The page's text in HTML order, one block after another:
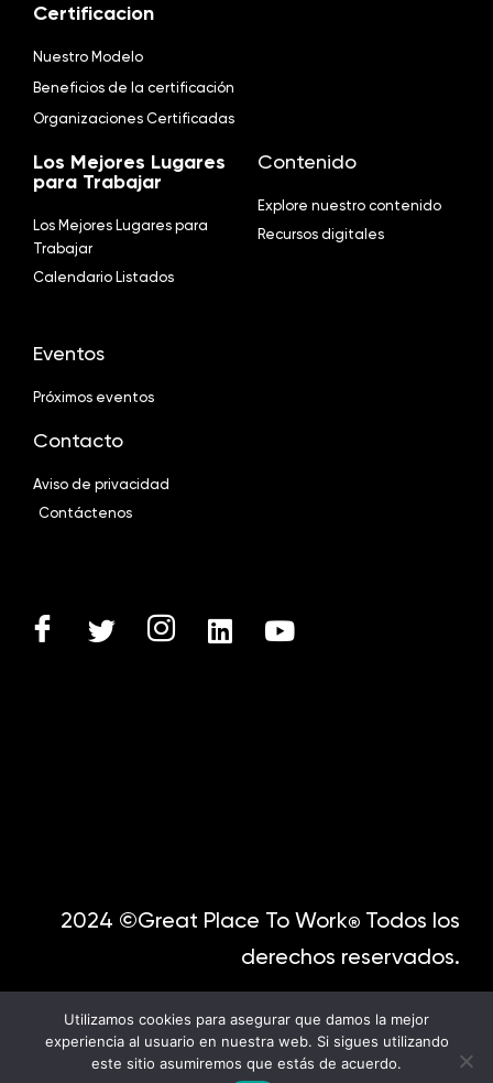
Certificacion
Nuestro Modelo
Beneficios de la certificación
Organizaciones Certificadas
Los Mejores Lugares
para Trabajar
Los Mejores Lugares para
Trabajar
Calendario Listados
Contenido
Explore nuestro contenido
Recursos digitales
Eventos
Próximos eventos
Contacto
Aviso de privacidad
Contáctenos
2024 ©Great Place To Work® Todos los
derechos reservados.
English
Utilizamos cookies para asegurar que damos la mejor
experiencia al usuario en nuestra web. Si sigues utilizando
este sitio asumiremos que estás de acuerdo.